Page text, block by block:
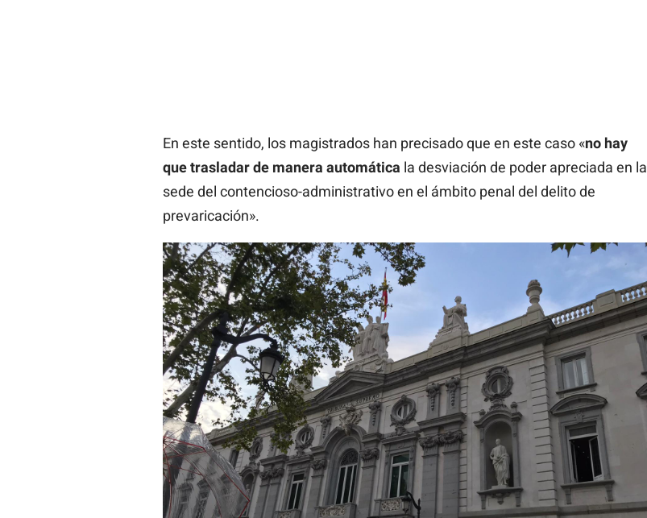
En este sentido, los magistrados han precisado que en este caso «no hay
que trasladar de manera automática la desviación de poder apreciada en la
sede del contencioso-administrativo en el ámbito penal del delito de
prevaricación».